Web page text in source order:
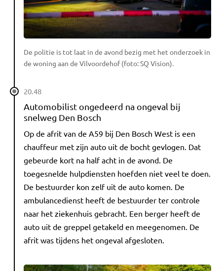
De politie is tot laat in de avond bezig met het onderzoek in
de woning aan de Vilvoordehof (foto: SQ Vision).
20.48
Automobilist ongedeerd na ongeval bij
snelweg Den Bosch
Op de afrit van de A59 bij Den Bosch West is een
chauffeur met zijn auto uit de bocht gevlogen. Dat
gebeurde kort na half acht in de avond. De
toegesnelde hulpdiensten hoefden niet veel te doen.
De bestuurder kon zelf uit de auto komen. De
ambulancedienst heeft de bestuurder ter controle
naar het ziekenhuis gebracht. Een berger heeft de
auto uit de greppel getakeld en meegenomen. De
afrit was tijdens het ongeval afgesloten.